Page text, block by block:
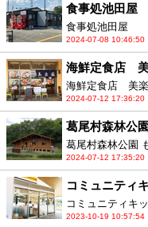
食事処池田屋
食事処池田屋
2024-07-08 10:46:50
海鮮定食店 美
海鮮定食店 美楽
2024-07-12 17:36:20
葛尾村森林公
葛尾村森林公園
2024-07-12 17:35:20
コミュニティ
コミュニティキ
2023-10-19 10:57:54